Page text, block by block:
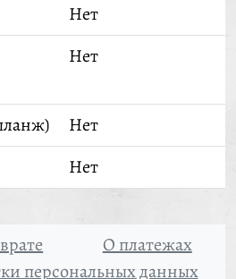
Нет
Нет
Нет
Нет
О платежах
персональных данных